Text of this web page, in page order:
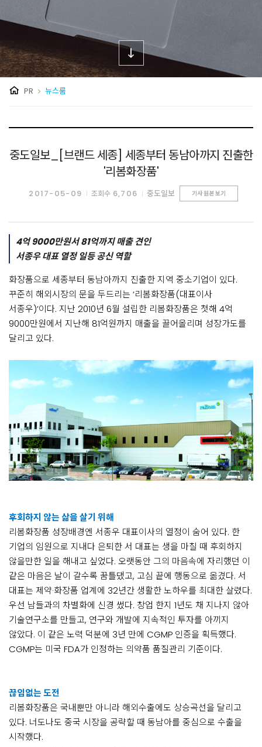
PR 뉴스룸
중도일보_[브랜드 세종] 세종부터 동남아까지 진출한
'리봄화장품'
2017-05-09 조회수 6,706 중도일보 기사 원본 보기
4억 9000만원서 81억까지 매출 견인
서종우 대표 열정 일등 공신 역할
화장품으로 세종부터 동남아까지 진출한 지역 중소기업이 있다.
꾸준히 해외시장의 문을 두드리는 ‘리봄화장품(대표이사
서종우)’이다. 지난 2010년 6월 설립한 리봄화장품은 첫해 4억
9000만원에서 지난해 81억원까지 매출을 끌어올리며 성장가도를
달리고 있다.
후회하지 않는 삶을 살기 위해
리봄화장품 성장배경엔 서종우 대표이사의 열정이 숨어 있다. 한
기업의 임원으로 지내다 은퇴한 서 대표는 생을 마칠 때 후회하지
않을만한 일을 해내고 싶었다. 오랫동안 그의 마음속에 자리했던 이
같은 마음은 날이 갈수록 꿈틀댔고, 고심 끝에 행동으로 옮겼다. 서
대표는 제약·화장품 업계에 32년간 생활한 노하우를 최대한 살렸다.
우선 남들과의 차별화에 신경 썼다. 창업 한지 1년도 채 지나지 않아
기술연구소를 만들고, 연구와 개발에 지속적인 투자를 아끼지
않았다. 이 같은 노력 덕분에 3년 만에 CGMP 인증을 획득했다.
CGMP는 미국 FDA가 인정하는 의약품 품질관리 기준이다.
끊임없는 도전
리봄화장품은 국내뿐만 아니라 해외수출에도 상승곡선을 달리고
있다. 너도나도 중국 시장을 공략할 때 동남아를 중심으로 수출을
시작했다.